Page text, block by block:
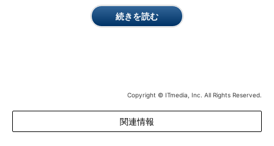
続きを読む
Copyright © ITmedia, Inc. All Rights Reserved.
関連情報